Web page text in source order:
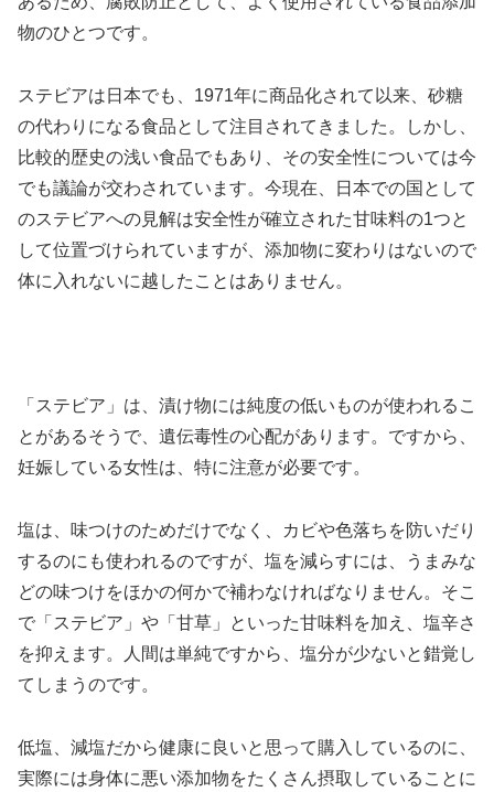
物のひとつです。
ステビアは日本でも、1971年に商品化されて以来、砂糖
の代わりになる食品として注目されてきました。しかし、
比較的歴史の浅い食品でもあり、その安全性については今
でも議論が交わされています。今現在、日本での国として
のステビアへの見解は安全性が確立された甘味料の1つと
して位置づけられていますが、添加物に変わりはないので
体に入れないに越したことはありません。
「ステビア」は、漬け物には純度の低いものが使われるこ
とがあるそうで、遺伝毒性の心配があります。ですから、
妊娠している女性は、特に注意が必要です。
塩は、味つけのためだけでなく、カビや色落ちを防いだり
するのにも使われるのですが、塩を減らすには、うまみな
どの味つけをほかの何かで補わなければなりません。そこ
で「ステビア」や「甘草」といった甘味料を加え、塩辛さ
を抑えます。人間は単純ですから、塩分が少ないと錯覚し
てしまうのです。
低塩、減塩だから健康に良いと思って購入しているのに、
実際には身体に悪い添加物をたくさん摂取していることに